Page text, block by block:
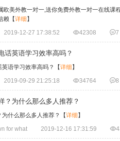
欧美外教一对一,送你免费外教一对一在线课
赖 【详细 】
2019-12-27 17:38:52 42308 7
话英语学习效率高吗？
语学习效率高吗？ 【详细 】
2019-09-29 21:25:18 34764 8
？为什么那么多人推荐？
什么那么多人推荐？ 【详细 】
for what
2019-12-16 17:31:59 